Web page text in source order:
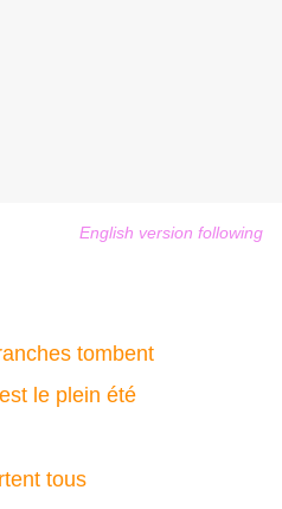
English version following
tombent
le plein été
tous